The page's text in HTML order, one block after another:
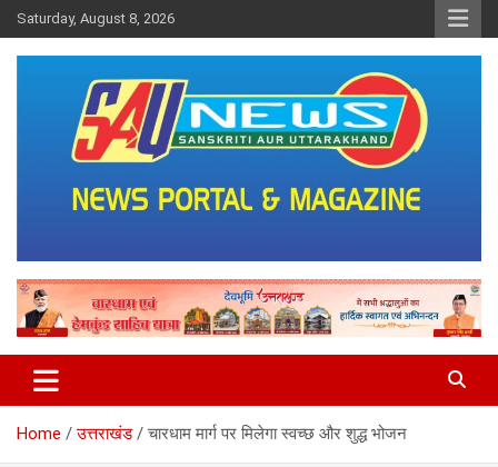
Skip
to
content
Saturday, August 8, 2026
saunewsnetwork
Home उत्तराखंड चारधाम मार्ग पर मिलेगा स्वच्छ और शुद्ध भोजन